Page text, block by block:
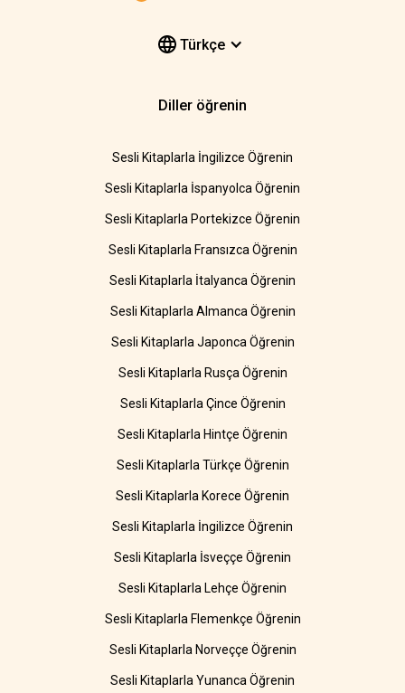
Türkçe
Diller öğrenin
Sesli Kitaplarla İngilizce Öğrenin
Sesli Kitaplarla İspanyolca Öğrenin
Sesli Kitaplarla Portekizce Öğrenin
Sesli Kitaplarla Fransızca Öğrenin
Sesli Kitaplarla İtalyanca Öğrenin
Sesli Kitaplarla Almanca Öğrenin
Sesli Kitaplarla Japonca Öğrenin
Sesli Kitaplarla Rusça Öğrenin
Sesli Kitaplarla Çince Öğrenin
Sesli Kitaplarla Hintçe Öğrenin
Sesli Kitaplarla Türkçe Öğrenin
Sesli Kitaplarla Korece Öğrenin
Sesli Kitaplarla İngilizce Öğrenin
Sesli Kitaplarla İsveççe Öğrenin
Sesli Kitaplarla Lehçe Öğrenin
Sesli Kitaplarla Flemenkçe Öğrenin
Sesli Kitaplarla Norveççe Öğrenin
Sesli Kitaplarla Yunanca Öğrenin